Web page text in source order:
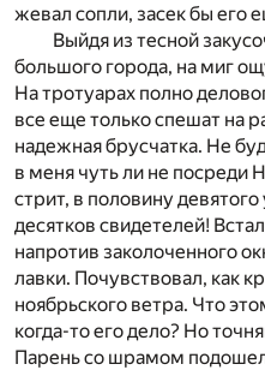
жевал сопли, засек бы его
Выйдя из тесной
большого города, на миг
На тротуарах полно
все еще только спешат на
надежная брусчатка. Не
в меня чуть ли не
стрит, в половину девятого
десятков свидетелей!
напротив заколоченного
лавки. Почувствовал, как
ноябрьского ветра. Что
когда-то его дело? Но
Парень со шрамом